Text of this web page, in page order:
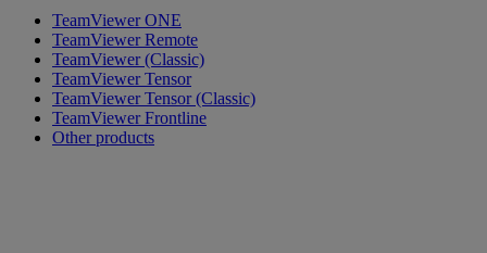
TeamViewer ONE
TeamViewer Remote
TeamViewer (Classic)
TeamViewer Tensor
TeamViewer Tensor (Classic)
TeamViewer Frontline
Other products